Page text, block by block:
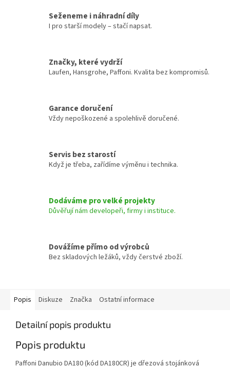
Seženeme i náhradní díly
I pro starší modely – stačí napsat.
Značky, které vydrží
Laufen, Hansgrohe, Paffoni. Kvalita bez kompromisů.
Garance doručení
Vždy nepoškozené a spolehlivě doručené.
Servis bez starostí
Když je třeba, zařídíme výměnu i technika.
Dodáváme pro velké projekty
Důvěřují nám developeři, firmy i instituce.
Dovážíme přímo od výrobců
Bez skladových ležáků, vždy čerstvé zboží.
Popis Diskuze Značka Ostatní informace
Detailní popis produktu
Popis produktu
Paffoni Danubio DA180 (kód DA180CR) je dřezová stojánková